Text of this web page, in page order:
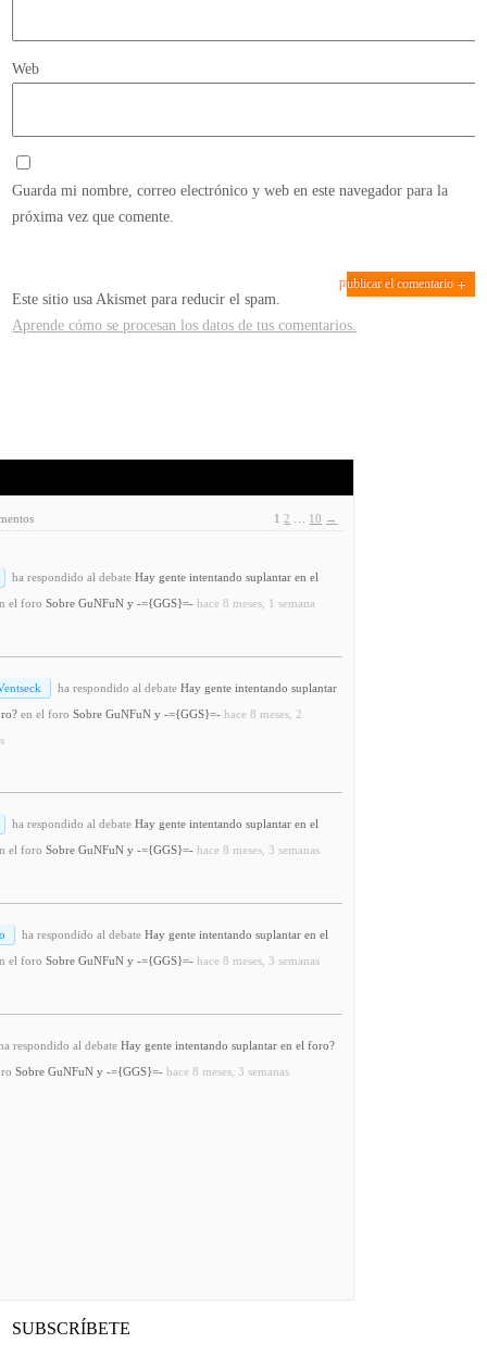
Web
Guarda mi nombre, correo electrónico y web en este navegador para la
próxima vez que comente.
Este sitio usa Akismet para reducir el spam.
Aprende cómo se procesan los datos de tus comentarios.
1 2 10 →
ha respondido al debate Hay gente intentando suplantar en el
el foro Sobre GuNFuN y -={GGS}=- hace 8 meses, 1 semana
ha respondido al debate Hay gente intentando suplantar
en el foro Sobre GuNFuN y -={GGS}=- hace 8 meses, 2
ha respondido al debate Hay gente intentando suplantar en el
el foro Sobre GuNFuN y -={GGS}=- hace 8 meses, 3 semanas
ha respondido al debate Hay gente intentando suplantar en el
el foro Sobre GuNFuN y -={GGS}=- hace 8 meses, 3 semanas
respondido al debate Hay gente intentando suplantar en el foro?
Sobre GuNFuN y -={GGS}=- hace 8 meses, 3 semanas
SUBSCRÍBETE